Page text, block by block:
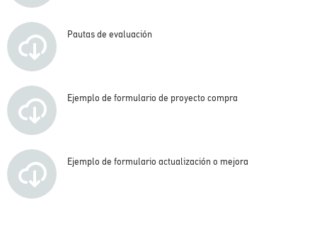
Pautas de evaluación
Ejemplo de formulario de proyecto compra
Ejemplo de formulario actualización o mejora